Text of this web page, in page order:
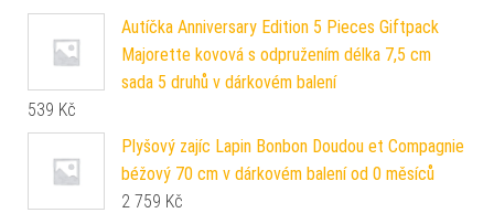
Autíčka Anniversary Edition 5 Pieces Giftpack
Majorette kovová s odpružením délka 7,5 cm
sada 5 druhů v dárkovém balení
539 Kč
Plyšový zajíc Lapin Bonbon Doudou et Compagnie
béžový 70 cm v dárkovém balení od 0 měsíců
2 759 Kč